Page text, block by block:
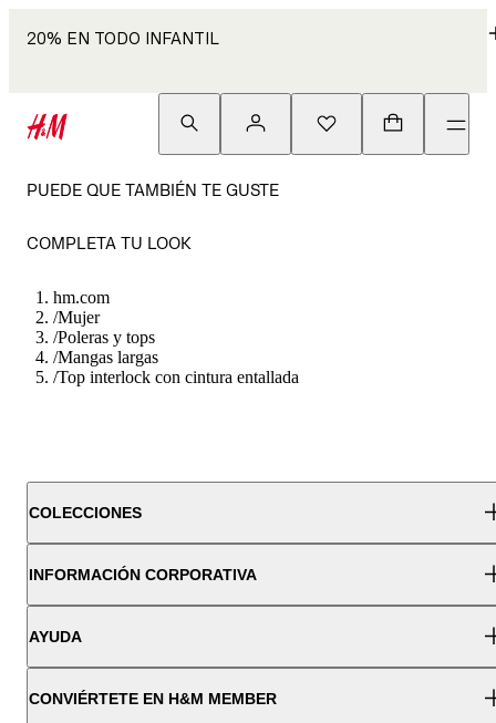
20% EN TODO INFANTIL
PUEDE QUE TAMBIÉN TE GUSTE
COMPLETA TU LOOK
hm.com
/Mujer
/Poleras y tops
/Mangas largas
/Top interlock con cintura entallada
COLECCIONES
INFORMACIÓN CORPORATIVA
AYUDA
CONVIÉRTETE EN H&M MEMBER